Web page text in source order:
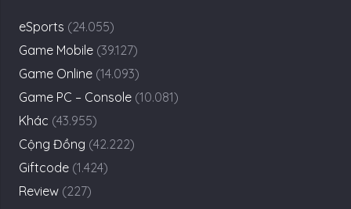
eSports (24.055)
Game Mobile (39.127)
Game Online (14.093)
Game PC – Console (10.081)
Khác (43.955)
Cộng Đồng (42.222)
Giftcode (1.424)
Review (227)